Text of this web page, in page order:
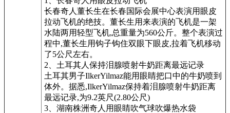
长春奇人董长生在长春国际会展中心表演用眼皮
拉动飞机的绝技。董长生用来表演的飞机是一架
水陆两用轻型飞机,总重量为560公斤。整个表演过
程中,董长生用钩子钩住双眼下眼皮,拉着飞机移动
了5公尺左右。
2、土耳其人保持泪腺喷射牛奶距离最远记录
土耳其男子IlkerYilmaz能用眼睛把口中的牛奶喷到
体外。据悉,IlkerYilmaz保持着泪腺喷射牛奶距离
最远记录,为9.2英尺(2.80公尺)
3、湖南株洲奇人用眼睛吹气球吹爆热水袋